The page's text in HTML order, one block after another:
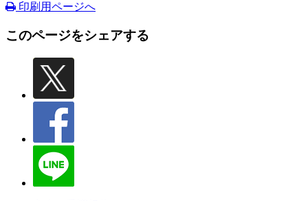
印刷用ページへ
このページをシェアする